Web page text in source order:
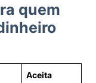
quem
Aceita